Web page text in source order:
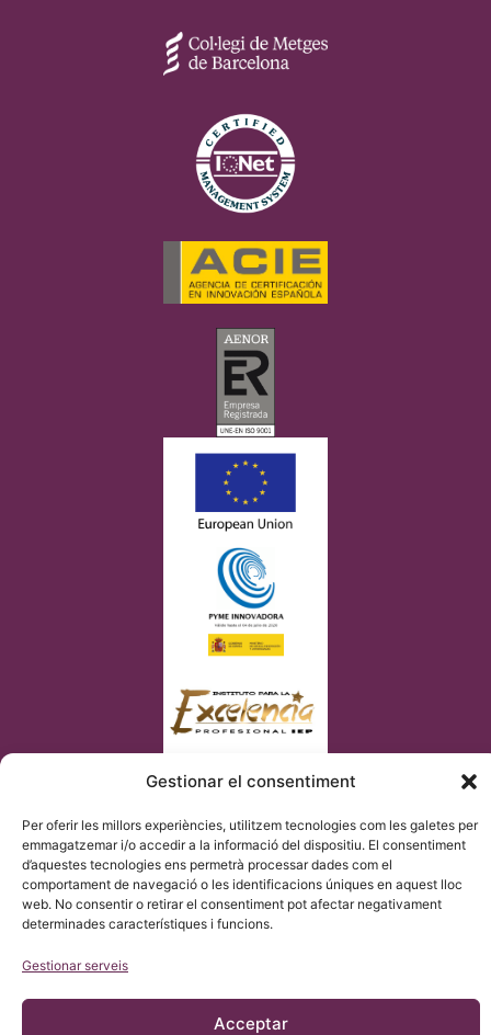
Gestionar el consentiment
Per oferir les millors experiències, utilitzem tecnologies com les galetes per
emmagatzemar i/o accedir a la informació del dispositiu. El consentiment
d’aquestes tecnologies ens permetrà processar dades com el
comportament de navegació o les identificacions úniques en aquest lloc
web. No consentir o retirar el consentiment pot afectar negativament
determinades característiques i funcions.
Gestionar serveis
Acceptar
compleix amb el que s’estableix en el Reglament UE 2016/679
(RGPD).